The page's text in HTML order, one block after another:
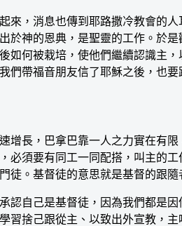
，消息也傳到耶路撒冷教會的人
於神的恩典，是聖靈的工作。於
如何被栽培，使他們繼續認識主
們帶福音朋友信了耶穌之後，也
長，巴拿巴靠一人之力實在有限
必須要有同工一同配搭，叫主的
徒。基督徒的意思就是基督的跟
自己是基督徒，因為我們都是因
習捨己跟從主、以致出外宣教，